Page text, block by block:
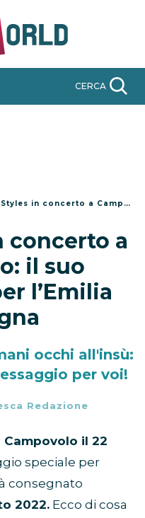
CERCA
concerto a Campovolo: il suo messaggio per l’Emilia Romagna
concerto a
il suo
l’Emilia
occhi all'insù:
per voi!
Redazione
Campovolo il 22
speciale per
consegnato
2022. Ecco di cosa